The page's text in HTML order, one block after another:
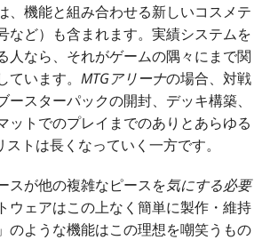
、機能と組み合わせる新しいコスメテ
など）も含まれます。実績システムを
人なら、それがゲームの隅々にまで関
ています。MTGアリーナの場合、対戦
ースターパックの開封、デッキ構築、
ットでのプレイまでのありとあらゆる
トは長くなっていく一方です。
スが他の複雑なピースを気にする必要
ウェアはこの上なく簡単に製作・維持
のような機能はこの理想を嘲笑うもの